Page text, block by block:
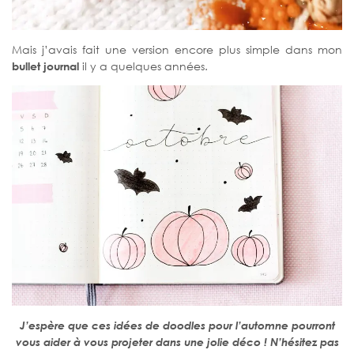
Mais j’avais fait une version encore plus simple dans mon
bullet journal il y a quelques années.
J’espère que ces idées de doodles pour l’automne pourront
vous aider à vous projeter dans une jolie déco ! N’hésitez pas